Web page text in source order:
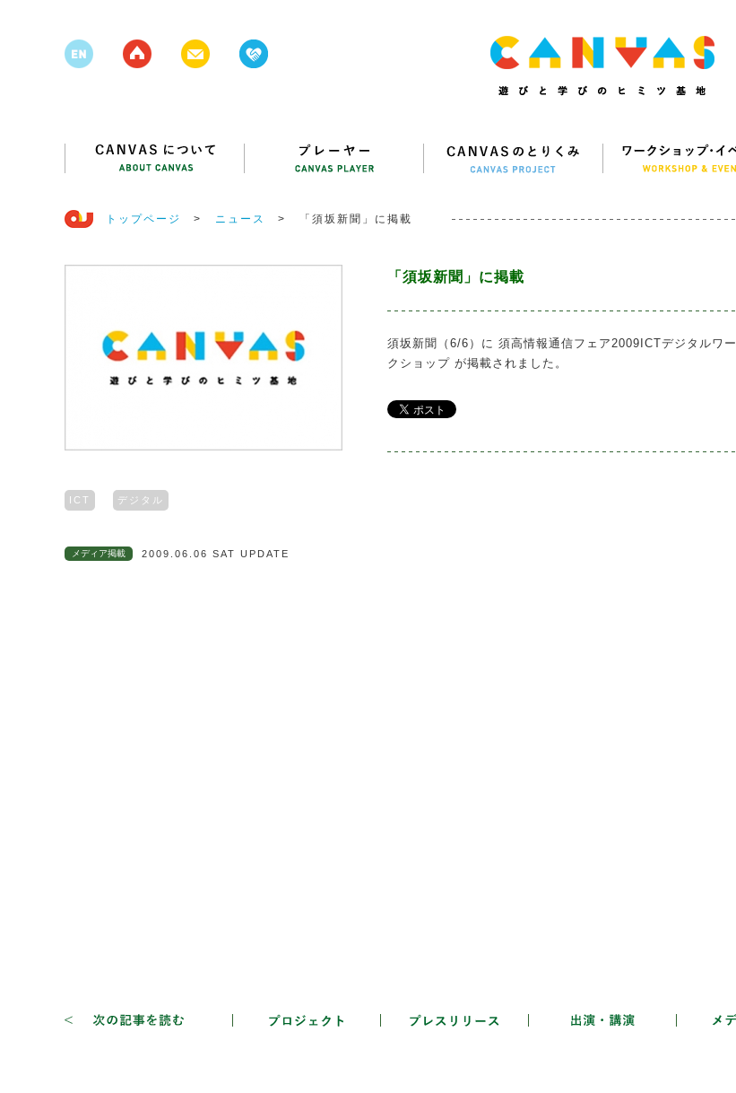
トップページ > ニュース > 「須坂新聞」に掲載
ICT デジタル
メディア掲載 2009.06.06 SAT UPDATE
「須坂新聞」に掲載
須坂新聞（6/6）に 須高情報通信フェア2009ICTデジタルワー
クショップ が掲載されました。